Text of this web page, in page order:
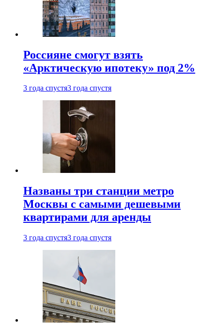
Россияне смогут взять
«Арктическую ипотеку» под 2%
3 года спустя3 года спустя
Названы три станции метро
Москвы с самыми дешевыми
квартирами для аренды
3 года спустя3 года спустя